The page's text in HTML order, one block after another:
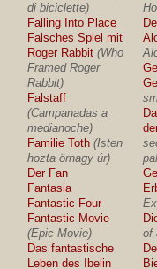
di biciclette)
Falling Into Place
Falsches Spiel mit
Roger Rabbit (Who
Framed Roger
Rabbit)
Falstaff
(Campanadas a
medianoche)
Familie Toth (Isten
hozta örnagy úr)
Der Fan
Fantasia
Fantastic Four
Fantastic Movie
(Epic Movie)
Das fantastische
Leben des Ibelin
of